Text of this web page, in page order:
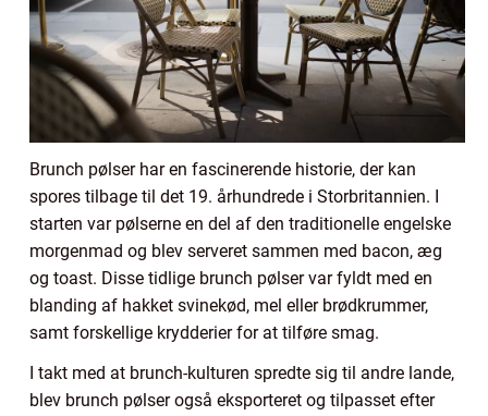
Brunch pølser har en fascinerende historie, der kan
spores tilbage til det 19. århundrede i Storbritannien. I
starten var pølserne en del af den traditionelle engelske
morgenmad og blev serveret sammen med bacon, æg
og toast. Disse tidlige brunch pølser var fyldt med en
blanding af hakket svinekød, mel eller brødkrummer,
samt forskellige krydderier for at tilføre smag.
I takt med at brunch-kulturen spredte sig til andre lande,
blev brunch pølser også eksporteret og tilpasset efter